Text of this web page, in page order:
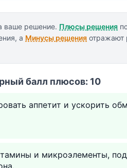
ваше решение. Плюсы решения
а Минусы решения отражают
балл плюсов: 10
аппетит и ускорить
и микроэлементы,